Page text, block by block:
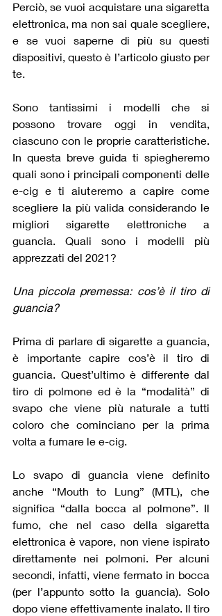
Perciò, se vuoi acquistare una sigaretta
elettronica, ma non sai quale scegliere,
e se vuoi saperne di più su questi
dispositivi, questo è l’articolo giusto per
te.
Sono tantissimi i modelli che si
possono trovare oggi in vendita,
ciascuno con le proprie caratteristiche.
In questa breve guida ti spiegheremo
quali sono i principali componenti delle
e-cig e ti aiuteremo a capire come
scegliere la più valida considerando le
migliori sigarette elettroniche a
guancia. Quali sono i modelli più
apprezzati del 2021?
Una piccola premessa: cos’è il tiro di
guancia?
Prima di parlare di sigarette a guancia,
è importante capire cos’è il tiro di
guancia. Quest’ultimo è differente dal
tiro di polmone ed è la “modalità” di
svapo che viene più naturale a tutti
coloro che cominciano per la prima
volta a fumare le e-cig.
Lo svapo di guancia viene definito
anche “Mouth to Lung” (MTL), che
significa “dalla bocca al polmone”. Il
fumo, che nel caso della sigaretta
elettronica è vapore, non viene ispirato
direttamente nei polmoni. Per alcuni
secondi, infatti, viene fermato in bocca
(per l’appunto sotto la guancia). Solo
dopo viene effettivamente inalato. Il tiro